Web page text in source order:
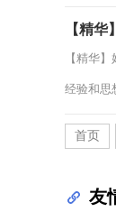
【精
【精华
经验和思
首页
友